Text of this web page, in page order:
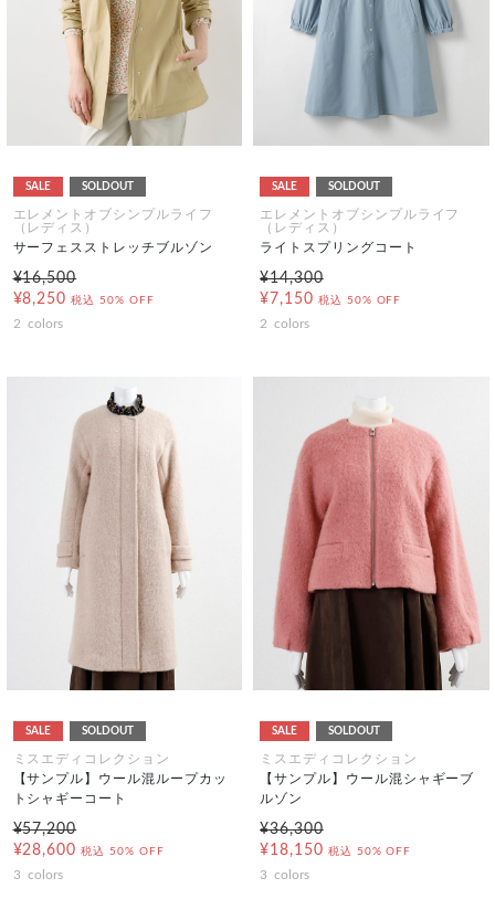
SALE SOLDOUT
エレメントオブシンプルライフ
（レディス）
サーフェスストレッチブルゾン
¥16,500
¥8,250 税込 50% OFF
2 colors
SALE SOLDOUT
エレメントオブシンプルライフ
（レディス）
ライトスプリングコート
¥14,300
¥7,150 税込 50% OFF
2 colors
SALE SOLDOUT
ミスエディコレクション
【サンプル】ウール混ループカッ
トシャギーコート
¥57,200
¥28,600 税込 50% OFF
3 colors
SALE SOLDOUT
ミスエディコレクション
【サンプル】ウール混シャギーブ
ルゾン
¥36,300
¥18,150 税込 50% OFF
3 colors